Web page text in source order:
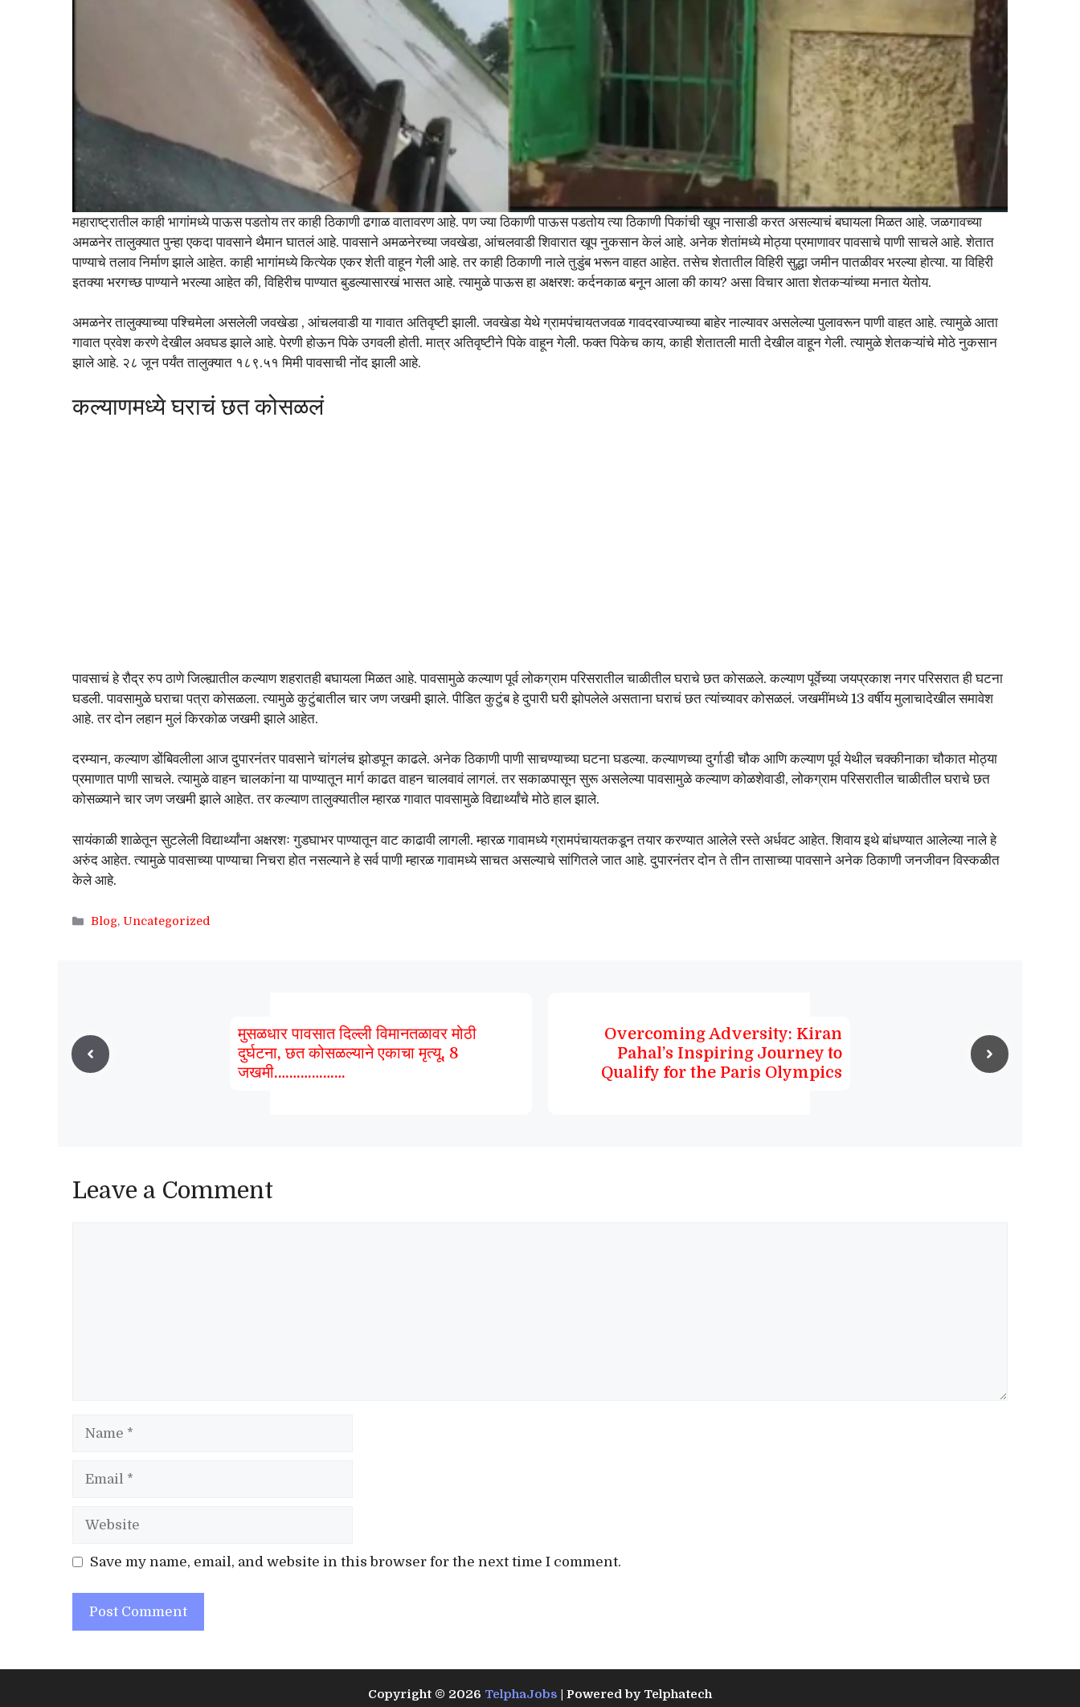
महाराष्ट्रातील काही भागांमध्ये पाऊस पडतोय तर काही ठिकाणी ढगाळ वातावरण आहे. पण ज्या ठिकाणी पाऊस पडतोय त्या ठिकाणी पिकांची खूप नासाडी करत असल्याचं बघायला मिळत आहे. जळगावच्या
अमळनेर तालुक्यात पुन्हा एकदा पावसाने थैमान घातलं आहे. पावसाने अमळनेरच्या जवखेडा, आंचलवाडी शिवारात खूप नुकसान केलं आहे. अनेक शेतांमध्ये मोठ्या प्रमाणावर पावसाचे पाणी साचले आहे. शेतात
पाण्याचे तलाव निर्माण झाले आहेत. काही भागांमध्ये कित्येक एकर शेती वाहून गेली आहे. तर काही ठिकाणी नाले तुडुंब भरून वाहत आहेत. तसेच शेतातील विहिरी सुद्धा जमीन पातळीवर भरल्या होत्या. या विहिरी
इतक्या भरगच्छ पाण्याने भरल्या आहेत की, विहिरीच पाण्यात बुडल्यासारखं भासत आहे. त्यामुळे पाऊस हा अक्षरश: कर्दनकाळ बनून आला की काय? असा विचार आता शेतकऱ्यांच्या मनात येतोय.
अमळनेर तालुक्याच्या पश्चिमेला असलेली जवखेडा , आंचलवाडी या गावात अतिवृष्टी झाली. जवखेडा येथे ग्रामपंचायतजवळ गावदरवाज्याच्या बाहेर नाल्यावर असलेल्या पुलावरून पाणी वाहत आहे. त्यामुळे आता
गावात प्रवेश करणे देखील अवघड झाले आहे. पेरणी होऊन पिके उगवली होती. मात्र अतिवृष्टीने पिके वाहून गेली. फक्त पिकेच काय, काही शेतातली माती देखील वाहून गेली. त्यामुळे शेतकऱ्यांचे मोठे नुकसान
झाले आहे. २८ जून पर्यंत तालुक्यात १८९.५१ मिमी पावसाची नोंद झाली आहे.
कल्याणमध्ये घराचं छत कोसळलं
पावसाचं हे रौद्र रुप ठाणे जिल्ह्यातील कल्याण शहरातही बघायला मिळत आहे. पावसामुळे कल्याण पूर्व लोकग्राम परिसरातील चाळीतील घराचे छत कोसळले. कल्याण पूर्वेच्या जयप्रकाश नगर परिसरात ही घटना
घडली. पावसामुळे घराचा पत्रा कोसळला. त्यामुळे कुटुंबातील चार जण जखमी झाले. पीडित कुटुंब हे दुपारी घरी झोपलेले असताना घराचं छत त्यांच्यावर कोसळलं. जखमींमध्ये 13 वर्षीय मुलाचादेखील समावेश
आहे. तर दोन लहान मुलं किरकोळ जखमी झाले आहेत.
दरम्यान, कल्याण डोंबिवलीला आज दुपारनंतर पावसाने चांगलंच झोडपून काढले. अनेक ठिकाणी पाणी साचण्याच्या घटना घडल्या. कल्याणच्या दुर्गाडी चौक आणि कल्याण पूर्व येथील चक्कीनाका चौकात मोठ्या
प्रमाणात पाणी साचले. त्यामुळे वाहन चालकांना या पाण्यातून मार्ग काढत वाहन चालवावं लागलं. तर सकाळपासून सुरू असलेल्या पावसामुळे कल्याण कोळशेवाडी, लोकग्राम परिसरातील चाळीतील घराचे छत
कोसळ्याने चार जण जखमी झाले आहेत. तर कल्याण तालुक्यातील म्हारळ गावात पावसामुळे विद्यार्थ्यांचे मोठे हाल झाले.
सायंकाळी शाळेतून सुटलेली विद्यार्थ्यांना अक्षरशः गुडघाभर पाण्यातून वाट काढावी लागली. म्हारळ गावामध्ये ग्रामपंचायतकडून तयार करण्यात आलेले रस्ते अर्धवट आहेत. शिवाय इथे बांधण्यात आलेल्या नाले हे
अरुंद आहेत. त्यामुळे पावसाच्या पाण्याचा निचरा होत नसल्याने हे सर्व पाणी म्हारळ गावामध्ये साचत असल्याचे सांगितले जात आहे. दुपारनंतर दोन ते तीन तासाच्या पावसाने अनेक ठिकाणी जनजीवन विस्कळीत
केले आहे.
Categories
Blog,Uncategorized
मुसळधार पावसात दिल्ली विमानतळावर मोठी
दुर्घटना, छत कोसळल्याने एकाचा मृत्यू, 8
जखमी……………….
Overcoming Adversity: Kiran
Pahal’s Inspiring Journey to
Qualify for the Paris Olympics
Leave a Comment
Website
Save my name, email, and website in this browser for the next time I comment.
Copyright © 2026 TelphaJobs | Powered by Telphatech